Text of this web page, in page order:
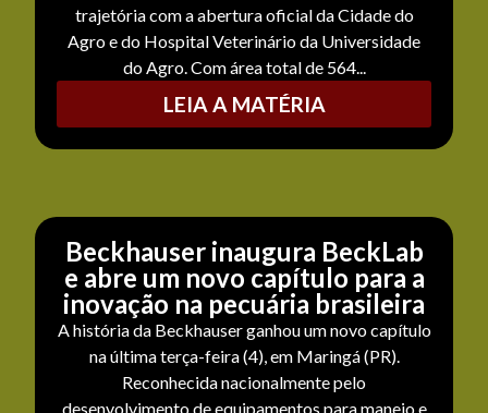
trajetória com a abertura oficial da Cidade do
Agro e do Hospital Veterinário da Universidade
do Agro. Com área total de 564...
LEIA A MATÉRIA
Beckhauser inaugura BeckLab
e abre um novo capítulo para a
inovação na pecuária brasileira
A história da Beckhauser ganhou um novo capítulo
na última terça-feira (4), em Maringá (PR).
Reconhecida nacionalmente pelo
desenvolvimento de equipamentos para manejo e